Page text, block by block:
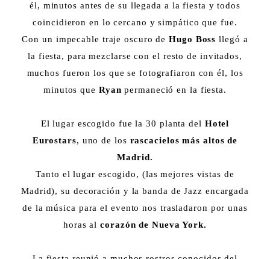
él, minutos antes de su llegada a la fiesta y todos
coincidieron en lo cercano y simpático que fue.
Con un impecable traje oscuro deHugo Bossllegó a
la fiesta, para mezclarse con el resto de invitados,
muchos fueron los que se fotografiaron con él, los
minutos que Ryanpermaneció en la fiesta.
El lugar escogido fue la 30 planta del Hotel
Eurostars, uno de los rascacielos más altos de
Madrid.
Tanto el lugar escogido, (las mejores vistas de
Madrid), su decoración y la banda de Jazz encargada
de la música para el evento nos trasladaron por unas
horas alcorazón de Nueva York.